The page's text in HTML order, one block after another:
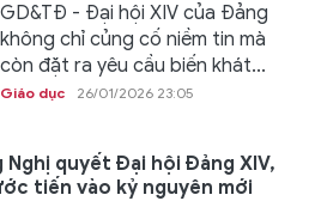
GD&TĐ - Đại hội XIV của Đảng
không chỉ củng cố niềm tin mà
còn đặt ra yêu cầu biến khát...
Giáo dục 26/01/2026 23:05
quyết Đại hội Đảng XIV,
tiến vào kỷ nguyên mới